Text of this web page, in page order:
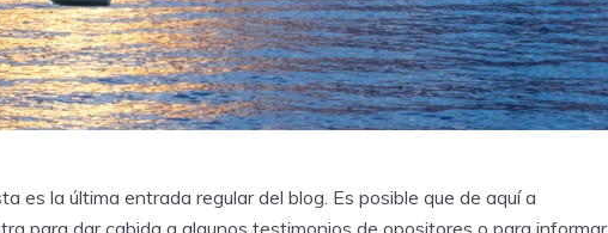
es la última entrada regular del blog. Es posible que de aquí a